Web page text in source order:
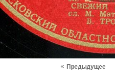
« Предыдущее